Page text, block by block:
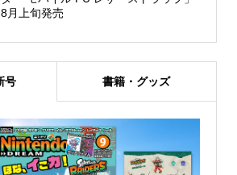
8月上旬発売
号 書籍・グッズ